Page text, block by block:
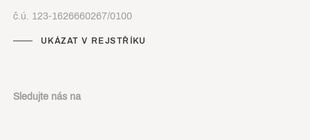
č.ú. 123-1626660267/0100
UKÁZAT V REJSTŘÍKU
Sledujte nás na